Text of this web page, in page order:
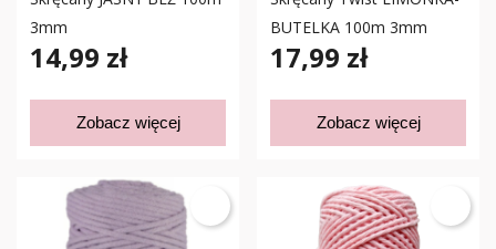
3mm
14,99 zł
Zobacz więcej
BUTELKA 100m 3mm
17,99 zł
Zobacz więcej